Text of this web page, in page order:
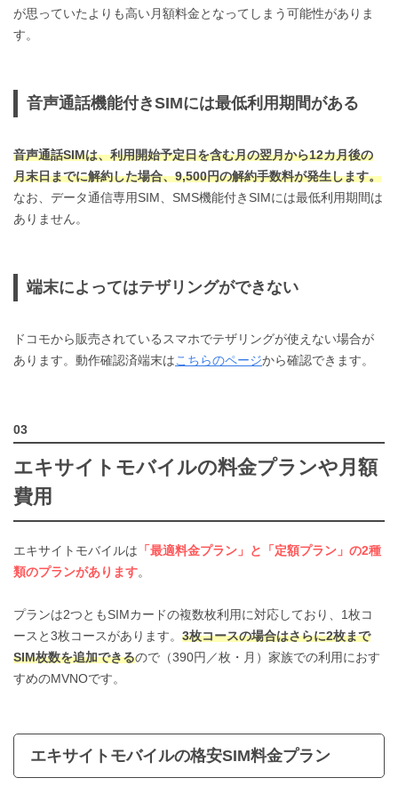
が思っていたよりも高い月額料金となってしまう可能性がありま
す。
音声通話機能付きSIMには最低利用期間がある
音声通話SIMは、利用開始予定日を含む月の翌月から12カ月後の
月末日までに解約した場合、9,500円の解約手数料が発生します。
なお、データ通信専用SIM、SMS機能付きSIMには最低利用期間は
ありません。
端末によってはテザリングができない
ドコモから販売されているスマホでテザリングが使えない場合が
あります。動作確認済端末はこちらのページから確認できます。
エキサイトモバイルの料金プランや月額
費用
エキサイトモバイルは 「最適料金プラン」と「定額プラン」の2種
類のプランがあります。
プランは2つともSIMカードの複数枚利用に対応しており、1枚コ
ースと3枚コースがあります。 3枚コースの場合はさらに2枚まで
SIM枚数を追加できるので（390円／枚・月）家族での利用におす
すめのMVNOです。
エキサイトモバイルの格安SIM料金プラン